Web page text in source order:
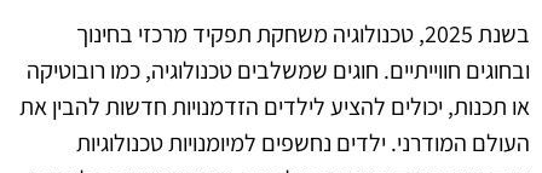
בשנת 2025, טכנולוגיה משחקת תפקיד מרכזי בחינוך
ובחוגים חווייתיים. חוגים שמשלבים טכנולוגיה, כמו רובוטיקה
או תכנות, יכולים להציע לילדים הזדמנויות חדשות להבין את
העולם המודרני. ילדים נחשפים למיומנויות טכנולוגיות